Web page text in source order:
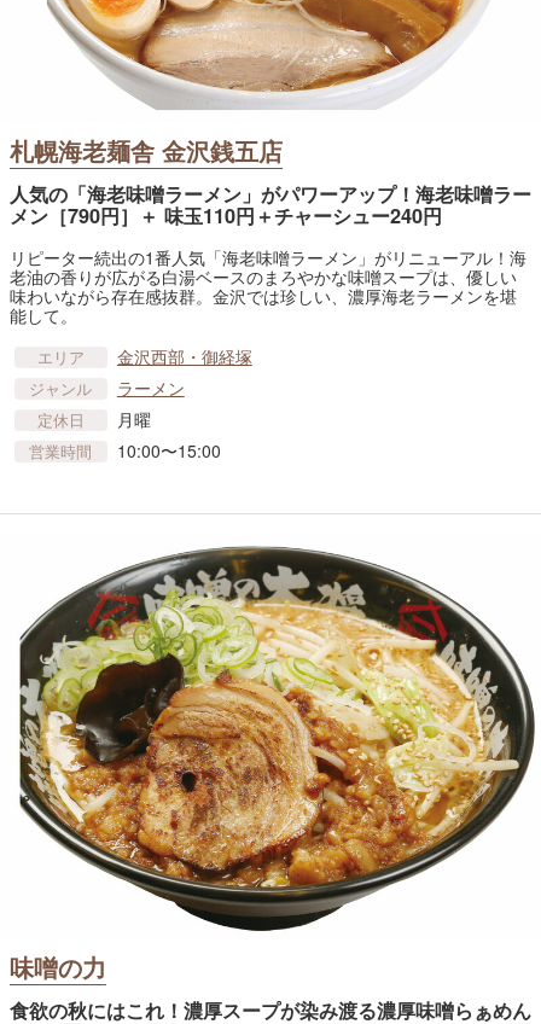
札幌海老麺舎 金沢銭五店
人気の「海老味噌ラーメン」がパワーアップ！海老味噌ラー
メン［790円］＋ 味玉110円＋チャーシュー240円
リピーター続出の1番人気「海老味噌ラーメン」がリニューアル！海
老油の香りが広がる白湯ベースのまろやかな味噌スープは、優しい
味わいながら存在感抜群。金沢では珍しい、濃厚海老ラーメンを堪
能して。
エリア 金沢西部・御経塚
ジャンル ラーメン
定休日 月曜
営業時間 10:00〜15:00
味噌の力
食欲の秋にはこれ！濃厚スープが染み渡る濃厚味噌らぁめん